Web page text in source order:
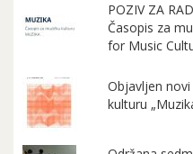
POZIV ZA
Časopis za
for Music
Objavljen
kulturu